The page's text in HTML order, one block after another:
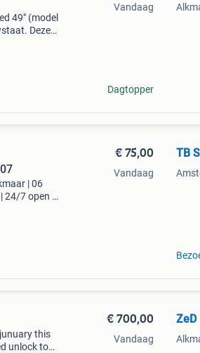
49" (model
Deze
Vandaag
Dagtopper
| 06
24/7 open -
€ 75,00
Vandaag
TB
this
unlock to
€ 700,00
Vandaag
ZeD